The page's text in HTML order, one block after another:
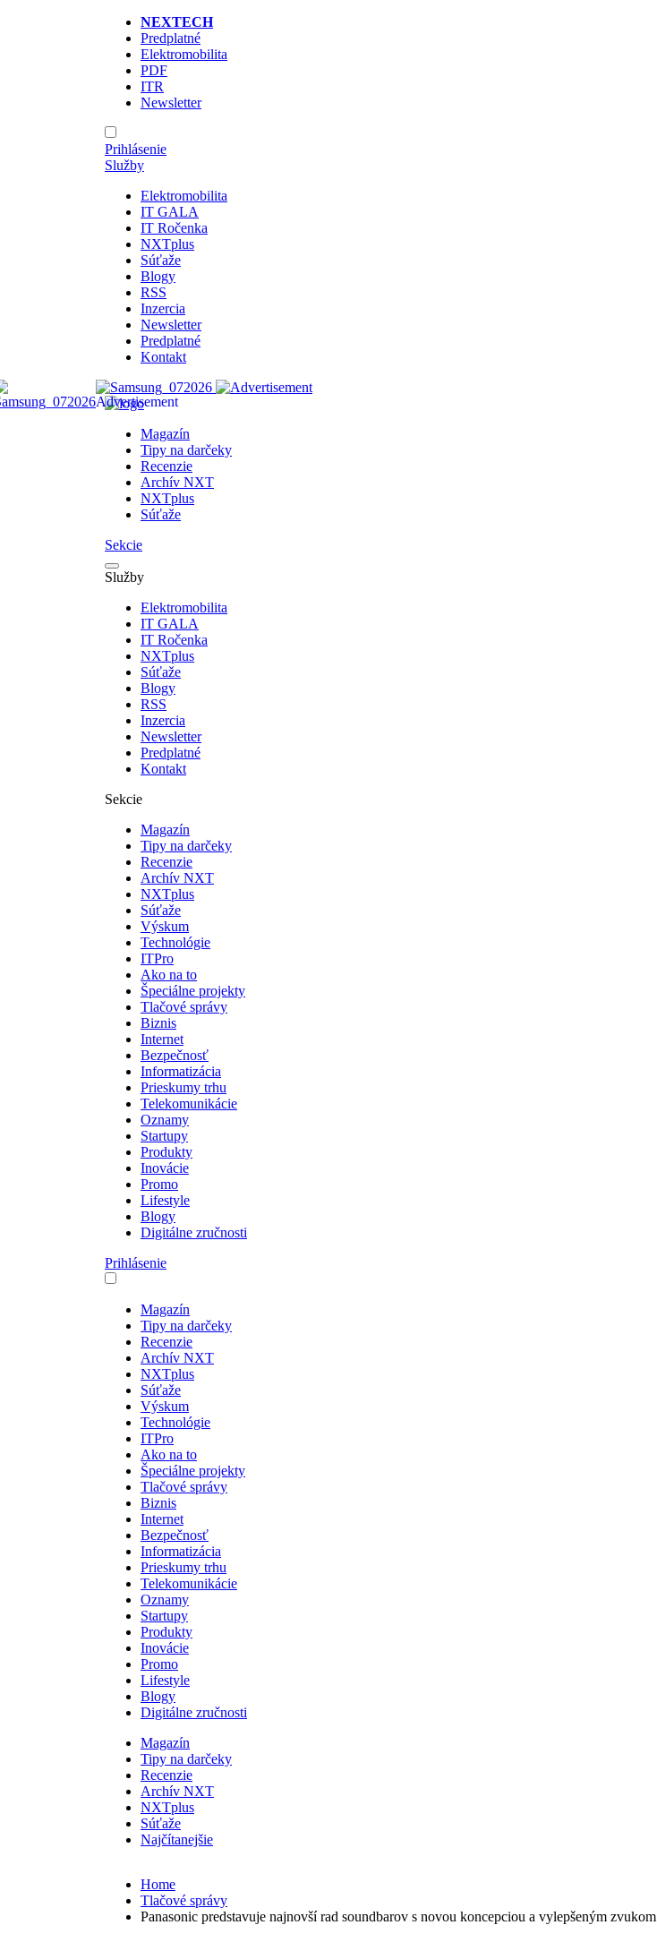
NEXTECH
Predplatné
Elektromobilita
PDF
ITR
Newsletter
Prihlásenie
Služby
Elektromobilita
IT GALA
IT Ročenka
NXTplus
Súťaže
Blogy
RSS
Inzercia
Newsletter
Predplatné
Kontakt
Magazín
Tipy na darčeky
Recenzie
Archív NXT
NXTplus
Súťaže
Sekcie
Služby
Elektromobilita
IT GALA
IT Ročenka
NXTplus
Súťaže
Blogy
RSS
Inzercia
Newsletter
Predplatné
Kontakt
Sekcie
Magazín
Tipy na darčeky
Recenzie
Archív NXT
NXTplus
Súťaže
Výskum
Technológie
ITPro
Ako na to
Špeciálne projekty
Tlačové správy
Biznis
Internet
Bezpečnosť
Informatizácia
Prieskumy trhu
Telekomunikácie
Oznamy
Startupy
Produkty
Inovácie
Promo
Lifestyle
Blogy
Digitálne zručnosti
Prihlásenie
Magazín
Tipy na darčeky
Recenzie
Archív NXT
NXTplus
Súťaže
Výskum
Technológie
ITPro
Ako na to
Špeciálne projekty
Tlačové správy
Biznis
Internet
Bezpečnosť
Informatizácia
Prieskumy trhu
Telekomunikácie
Oznamy
Startupy
Produkty
Inovácie
Promo
Lifestyle
Blogy
Digitálne zručnosti
Magazín
Tipy na darčeky
Recenzie
Archív NXT
NXTplus
Súťaže
Najčítanejšie
Home
Tlačové správy
Panasonic predstavuje najnovší rad soundbarov s novou koncepciou a vylepšeným zvukom